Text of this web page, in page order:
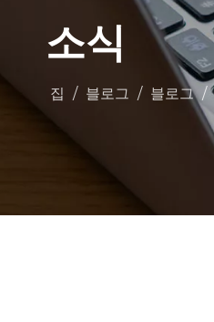
소식
집 / 블로그 / 블로그 /